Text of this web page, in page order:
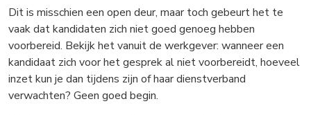
Dit is misschien een open deur, maar toch gebeurt het te
vaak dat kandidaten zich niet goed genoeg hebben
voorbereid. Bekijk het vanuit de werkgever: wanneer een
kandidaat zich voor het gesprek al niet voorbereidt, hoeveel
inzet kun je dan tijdens zijn of haar dienstverband
verwachten? Geen goed begin.